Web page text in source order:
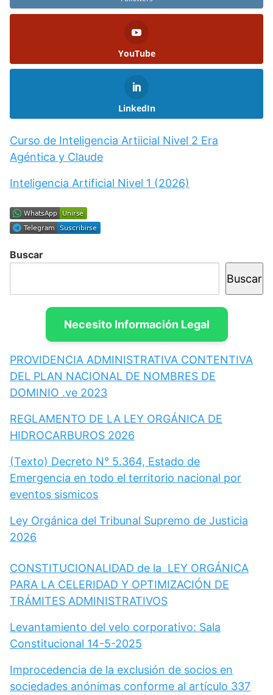
YouTube
LinkedIn
Curso de Inteligencia Artiicial Nivel 2 Era
Agéntica y Claude
Inteligencia Artificial Nivel 1 (2026)
Buscar
Buscar
Necesito Información Legal
PROVIDENCIA ADMINISTRATIVA CONTENTIVA
DEL PLAN NACIONAL DE NOMBRES DE
DOMINIO .ve 2023
REGLAMENTO DE LA LEY ORGÁNICA DE
HIDROCARBUROS 2026
(Texto) Decreto N° 5.364, Estado de
Emergencia en todo el territorio nacional por
eventos sismicos
Ley Orgánica del Tribunal Supremo de Justicia
2026
CONSTITUCIONALIDAD de la LEY ORGÁNICA
PARA LA CELERIDAD Y OPTIMIZACIÓN DE
TRÁMITES ADMINISTRATIVOS
Levantamiento del velo corporativo: Sala
Constitucional 14-5-2025
Improcedencia de la exclusión de socios en
sociedades anónimas conforme al artículo 337